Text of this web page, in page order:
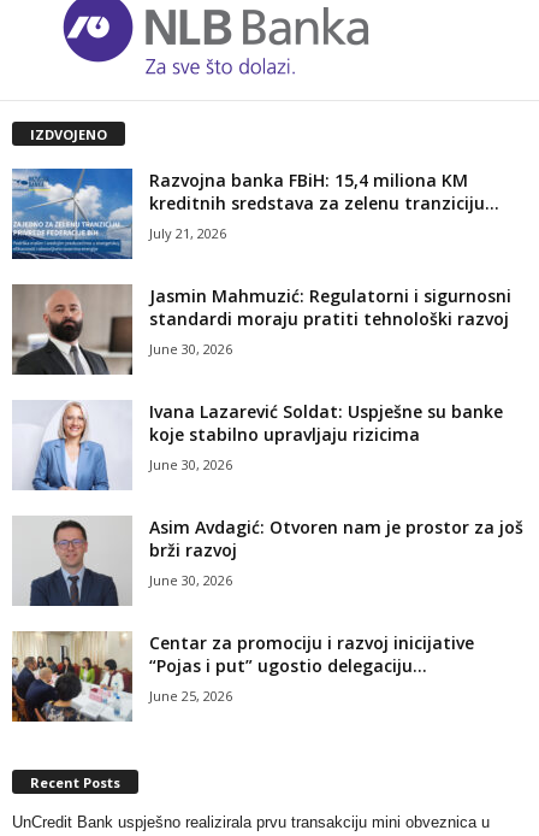
IZDVOJENO
Razvojna banka FBiH: 15,4 miliona KM
kreditnih sredstava za zelenu tranziciju...
July 21, 2026
Jasmin Mahmuzić: Regulatorni i sigurnosni
standardi moraju pratiti tehnološki razvoj
June 30, 2026
Ivana Lazarević Soldat: Uspješne su banke
koje stabilno upravljaju rizicima
June 30, 2026
Asim Avdagić: Otvoren nam je prostor za još
brži razvoj
June 30, 2026
Centar za promociju i razvoj inicijative
“Pojas i put” ugostio delegaciju...
June 25, 2026
Recent Posts
UnCredit Bank uspješno realizirala prvu transakciju mini obveznica u